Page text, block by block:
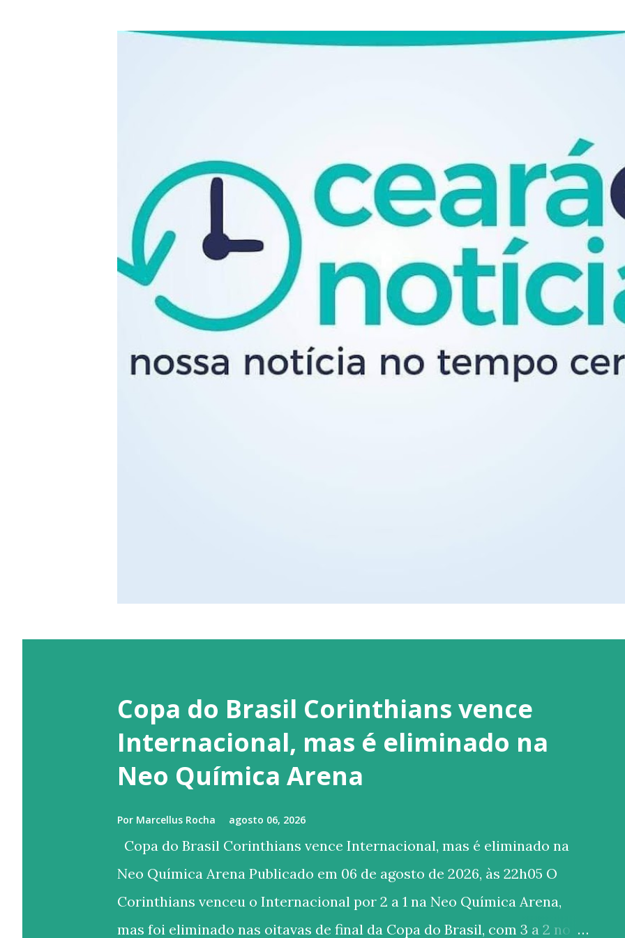
Copa do Brasil Corinthians vence
Internacional, mas é eliminado na
Neo Química Arena
Por Marcellus Rocha agosto 06, 2026
Copa do Brasil Corinthians vence Internacional, mas é eliminado na
Neo Química Arena Publicado em 06 de agosto de 2026, às 22h05 O
Corinthians venceu o Internacional por 2 a 1 na Neo Química Arena,
mas foi eliminado nas oitavas de final da Copa do Brasil, com 3 a 2 no